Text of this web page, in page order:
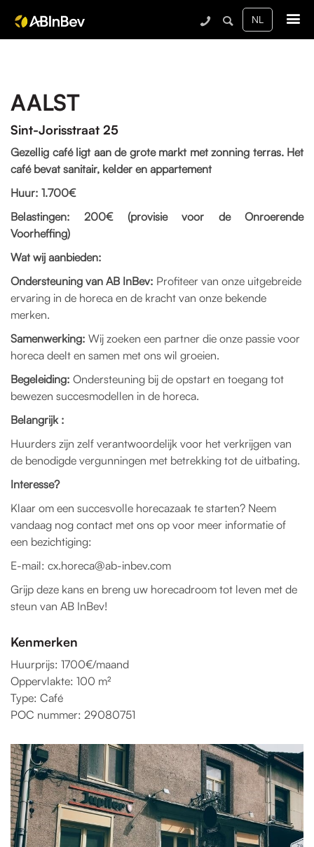
AALST
Sint-Jorisstraat 25
Gezellig café ligt aan de grote markt met zonning terras. Het
café bevat sanitair, kelder en appartement
Huur: 1.700€
Belastingen: 200€ (provisie voor de Onroerende
Voorheffing)
Wat wij aanbieden:
Ondersteuning van AB InBev: Profiteer van onze uitgebreide
ervaring in de horeca en de kracht van onze bekende
merken.
Samenwerking: Wij zoeken een partner die onze passie voor
horeca deelt en samen met ons wil groeien.
Begeleiding: Ondersteuning bij de opstart en toegang tot
bewezen succesmodellen in de horeca.
Belangrijk :
Huurders zijn zelf verantwoordelijk voor het verkrijgen van
de benodigde vergunningen met betrekking tot de uitbating.
Interesse?
Klaar om een succesvolle horecazaak te starten? Neem
vandaag nog contact met ons op voor meer informatie of
een bezichtiging:
E-mail: cx.horeca@ab-inbev.com
Grijp deze kans en breng uw horecadroom tot leven met de
steun van AB InBev!
Kenmerken
Huurprijs: 1700€/maand
Oppervlakte: 100 m²
Type: Café
POC nummer: 29080751